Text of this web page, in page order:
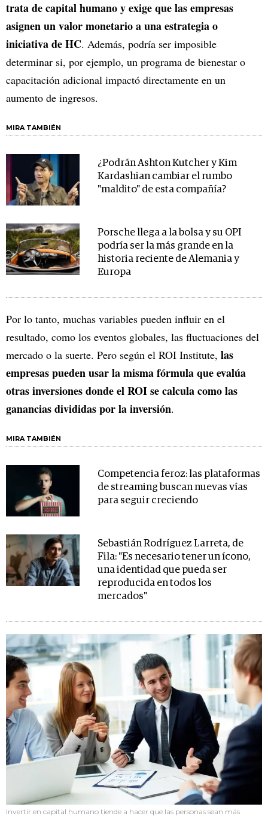
trata de capital humano y exige que las empresas
asignen un valor monetario a una estrategia o
iniciativa de HC. Además, podría ser imposible
determinar si, por ejemplo, un programa de bienestar o
capacitación adicional impactó directamente en un
aumento de ingresos.
MIRA TAMBIÉN
¿Podrán Ashton Kutcher y Kim
Kardashian cambiar el rumbo
"maldito" de esta compañía?
Porsche llega a la bolsa y su OPI
podría ser la más grande en la
historia reciente de Alemania y
Europa
Por lo tanto, muchas variables pueden influir en el
resultado, como los eventos globales, las fluctuaciones del
mercado o la suerte. Pero según el ROI Institute, las
empresas pueden usar la misma fórmula que evalúa
otras inversiones donde el ROI se calcula como las
ganancias divididas por la inversión.
MIRA TAMBIÉN
Competencia feroz: las plataformas
de streaming buscan nuevas vías
para seguir creciendo
Sebastián Rodríguez Larreta, de
Fila: "Es necesario tener un ícono,
una identidad que pueda ser
reproducida en todos los
mercados"
Invertir en capital humano tiende a hacer que las personas sean más